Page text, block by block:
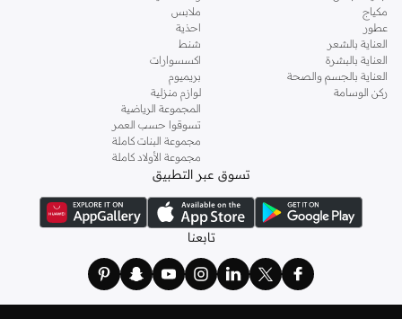
مكياج
عطور
العناية بالشعر
العناية بالبشرة
العناية بالجسم والصحة
ركن الوسامة
ملابس
احذية
شنط
اكسسوارات
بريميوم
لوازم منزلية
المجموعة الرياضية
تسوقوا حسب العمر
مجموعة البنات كاملة
مجموعة الأولاد كاملة
تسوق عبر التطبيق
تابعنا